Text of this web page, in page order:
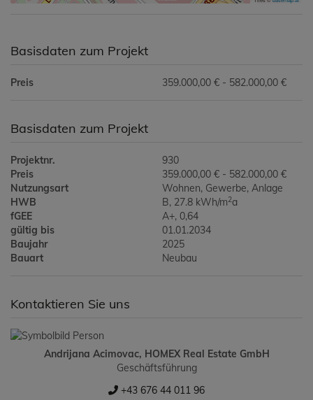
Basisdaten zum Projekt
Preis 359.000,00 € - 582.000,00 €
Basisdaten zum Projekt
Projektnr.
930
Preis
359.000,00 € - 582.000,00 €
Nutzungsart
Wohnen Gewerbe Anlage
HWB
B, 27.8 kWh/m2a
fGEE
A+, 0,64
gültig bis
01.01.2034
Baujahr
2025
Bauart
Neubau
Kontaktieren Sie uns
Andrijana Acimovac, HOMEX Real Estate GmbH
Geschäftsführung
+43 676 44 011 96